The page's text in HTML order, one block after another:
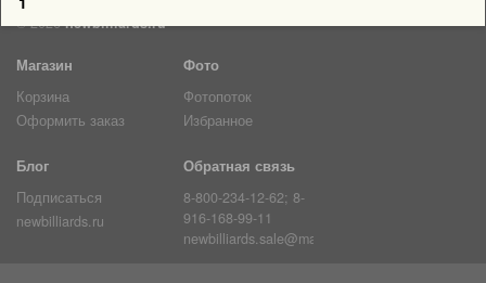
© 2026newbilliards.ru
Магазин
Корзина
Оформить заказ
Фото
Фотопоток
Избранное
Блог
Подписаться
newbilliards.ru
Обратная связь
8-800-234-12-62; 8-
916-168-99-11
newbilliards.sale@mail.ru